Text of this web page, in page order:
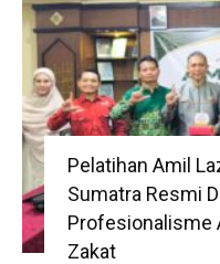
Pelatihan Amil
Sumatra Resmi
Profesionalisme
Zakat